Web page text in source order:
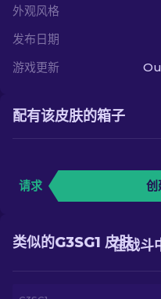
外观风格
发布日期
游戏更新
配有该皮肤的箱子
请求 创
在战斗
类似的G3SG1 皮肤